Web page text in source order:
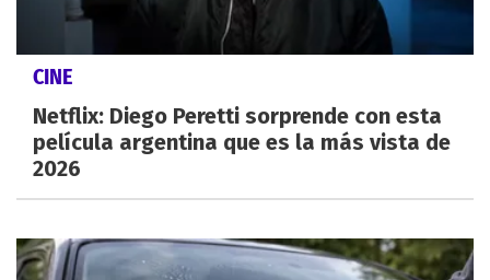
CINE
Netflix: Diego Peretti sorprende con esta
película argentina que es la más vista de
2026